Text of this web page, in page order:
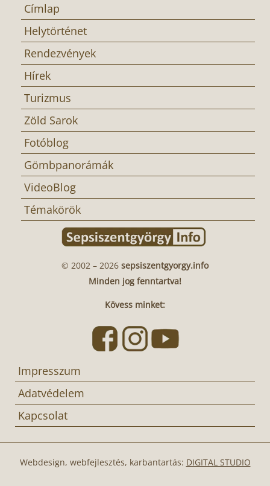
Címlap
Helytörténet
Rendezvények
Hírek
Turizmus
Zöld Sarok
Fotóblog
Gömbpanorámák
VideoBlog
Témakörök
© 2002 – 2026 sepsiszentgyorgy.info
Minden jog fenntartva!
Kövess minket:
Impresszum
Adatvédelem
Kapcsolat
Webdesign, webfejlesztés, karbantartás: DIGITAL STUDIO